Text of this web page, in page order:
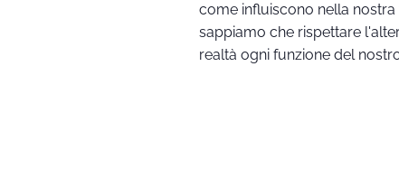
come influiscono nella
sappiamo che rispettare
realtà ogni funzione del